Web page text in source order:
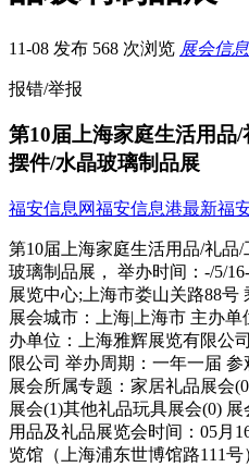
11-08 发布 568 次浏览 展会信息
报错/举报
第10届上海家庭生活用品
摆件/水晶玻璃制品展
福安信息网福安信息港最新福
第10届上海家庭生活用品/礼品
玻璃制品展， 举办时间：-/5/
展览中心;上海市娄山关路88
展会城市：上海|上海市 主办
办单位：上海雅辉展览有限公
限公司 举办周期：一年一届
展会所属专题：家居礼品展会
展会(1)其他礼品玩具展会(0)
用品及礼品展览会时间：05月
览馆（上海浦东世博馆路111号